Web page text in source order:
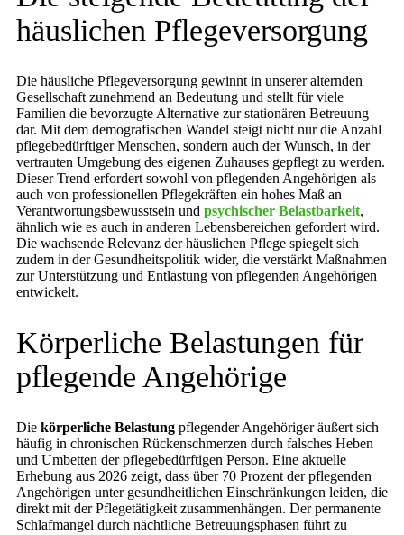
häuslichen Pflegeversorgung
Die häusliche Pflegeversorgung gewinnt in unserer alternden
Gesellschaft zunehmend an Bedeutung und stellt für viele
Familien die bevorzugte Alternative zur stationären Betreuung
dar. Mit dem demografischen Wandel steigt nicht nur die Anzahl
pflegebedürftiger Menschen, sondern auch der Wunsch, in der
vertrauten Umgebung des eigenen Zuhauses gepflegt zu werden.
Dieser Trend erfordert sowohl von pflegenden Angehörigen als
auch von professionellen Pflegekräften ein hohes Maß an
Verantwortungsbewusstsein und psychischer Belastbarkeit,
ähnlich wie es auch in anderen Lebensbereichen gefordert wird.
Die wachsende Relevanz der häuslichen Pflege spiegelt sich
zudem in der Gesundheitspolitik wider, die verstärkt Maßnahmen
zur Unterstützung und Entlastung von pflegenden Angehörigen
entwickelt.
Körperliche Belastungen für
pflegende Angehörige
Die körperliche Belastung pflegender Angehöriger äußert sich
häufig in chronischen Rückenschmerzen durch falsches Heben
und Umbetten der pflegebedürftigen Person. Eine aktuelle
Erhebung aus 2026 zeigt, dass über 70 Prozent der pflegenden
Angehörigen unter gesundheitlichen Einschränkungen leiden, die
direkt mit der Pflegetätigkeit zusammenhängen. Der permanente
Schlafmangel durch nächtliche Betreuungsphasen führt zu